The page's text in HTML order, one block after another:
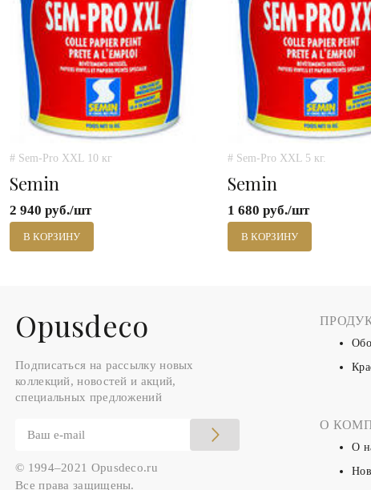
# Sem-Pro XXL 10 кг
Semin
2 940 руб./шт
В КОРЗИНУ
# Sem-Pro XXL 5 кг.
Semin
1 680 руб./шт
В КОРЗИНУ
Оpusdeco
Подписаться на рассылку новых
коллекций, новостей и акций,
специальных предложений
© 1994–2021 Opusdeco.ru
Все права защищены.
О
О